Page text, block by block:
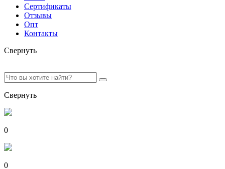
Сертификаты
Отзывы
Опт
Контакты
Свернуть
Свернуть
0
0